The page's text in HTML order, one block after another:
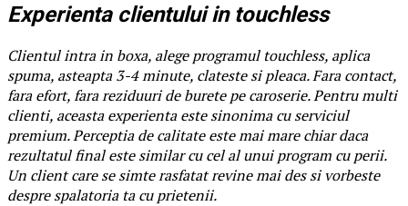
Experienta clientului in touchless
Clientul intra in boxa, alege programul touchless, aplica
spuma, asteapta 3-4 minute, clateste si pleaca. Fara contact,
fara efort, fara reziduuri de burete pe caroserie. Pentru multi
clienti, aceasta experienta este sinonima cu serviciul
premium. Perceptia de calitate este mai mare chiar daca
rezultatul final este similar cu cel al unui program cu perii.
Un client care se simte rasfatat revine mai des si vorbeste
despre spalatoria ta cu prietenii.